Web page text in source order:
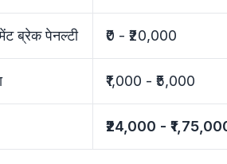
ब्रेक पेनल्टी ₹0 - ₹20,000
₹1,000 - ₹5,000
₹24,000 -